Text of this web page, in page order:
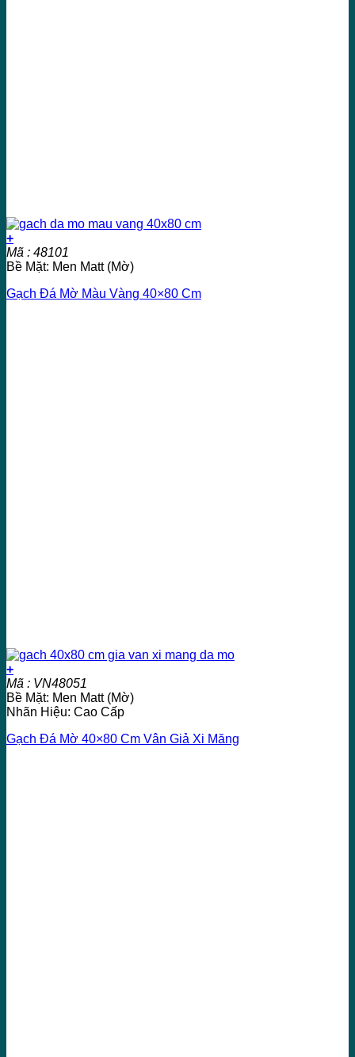
+
Mã : 48101
Bề Mặt: Men Matt (Mờ)
Gạch Đá Mờ Màu Vàng 40×80 Cm
+
Mã : VN48051
Bề Mặt: Men Matt (Mờ)
Nhãn Hiệu: Cao Cấp
Gạch Đá Mờ 40×80 Cm Vân Giả Xi Măng